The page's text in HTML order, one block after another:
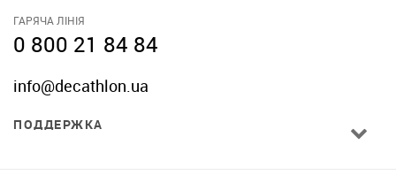
ГАРЯЧА ЛІНІЯ
0 800 21 84 84
info@decathlon.ua
ПОДДЕРЖКА